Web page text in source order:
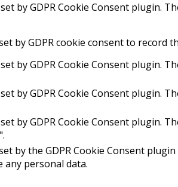
by GDPR Cookie Consent plugin.
by GDPR cookie consent to
by GDPR Cookie Consent plugin.
by GDPR Cookie Consent plugin.
by GDPR Cookie Consent plugin.
by the GDPR Cookie Consent
any personal data.